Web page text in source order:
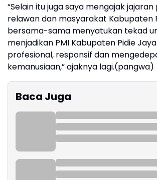
“Selain itu juga saya mengajak jajaran
relawan dan masyarakat Kabupaten
bersama-sama menyatukan tekad
menjadikan PMI Kabupaten Pidie
profesional, responsif dan
kemanusiaan,” ajaknya lagi.(pangwa)
Baca Juga